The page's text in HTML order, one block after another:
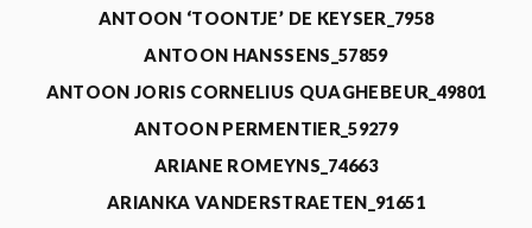
ANTOON ‘TOONTJE’ DE KEYSER_7958
ANTOON HANSSENS_57859
ANTOON JORIS CORNELIUS QUAGHEBEUR_49801
ANTOON PERMENTIER_59279
ARIANE ROMEYNS_74663
ARIANKA VANDERSTRAETEN_91651